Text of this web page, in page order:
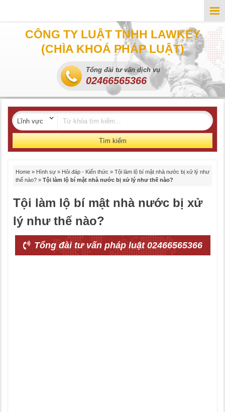
CÔNG TY LUẬT TNHH LAWKEY
(CHÌA KHOÁ PHÁP LUẬT)
Tổng đài tư vấn dịch vụ
02466565366
Tìm kiếm
Home » Hình sự » Hỏi đáp - Kiến thức » Tội làm lộ bí mật nhà nước bị xử lý như
thế nào? » Tội làm lộ bí mật nhà nước bị xử lý như thế nào?
Tội làm lộ bí mật nhà nước bị xử
lý như thế nào?
Tổng đài tư vấn pháp luật 02466565366